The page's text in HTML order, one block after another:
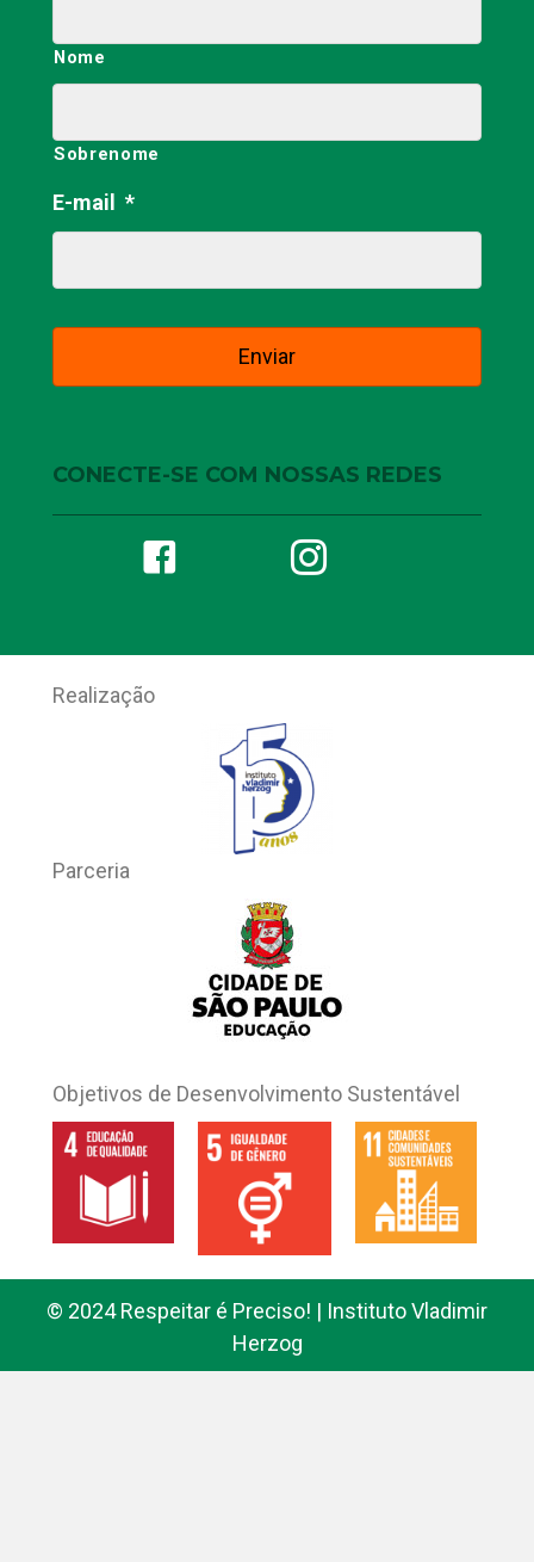
Nome
Sobrenome
E-mail *
CONECTE-SE COM NOSSAS REDES
Realização
Parceria
Objetivos de Desenvolvimento Sustentável
© 2024 Respeitar é Preciso! | Instituto Vladimir
Herzog